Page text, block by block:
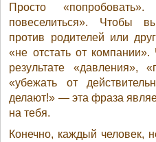
Просто
повеселиться». Чтобы
против родителей или
«не отстать от
результате «давления»,
«убежать от
делают!» — эта фраза
на тебя.
Конечно, каждый человек,